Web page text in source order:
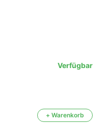
Verfügbar
+ Warenkorb